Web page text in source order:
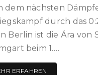
dem nächsten
durch das
Berlin ist die Ära von
beim 1….
ERFAHREN